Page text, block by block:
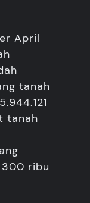
April
tanah
tanah
ribu